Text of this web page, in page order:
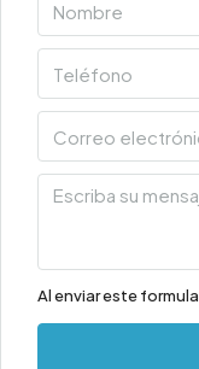
Al enviar este